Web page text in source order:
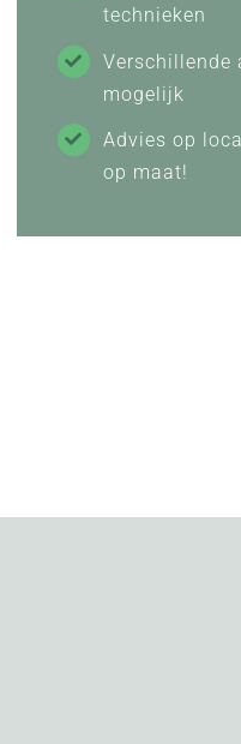
technieken
Verschillende
mogelijk
Advies op
op maat!